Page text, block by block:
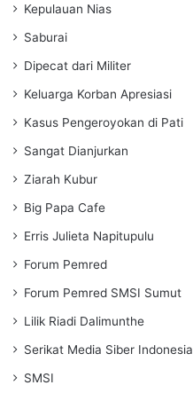
Kepulauan Nias
Saburai
Dipecat dari Militer
Keluarga Korban Apresiasi
Kasus Pengeroyokan di Pati
Sangat Dianjurkan
Ziarah Kubur
Big Papa Cafe
Erris Julieta Napitupulu
Forum Pemred
Forum Pemred SMSI Sumut
Lilik Riadi Dalimunthe
Serikat Media Siber Indonesia
SMSI